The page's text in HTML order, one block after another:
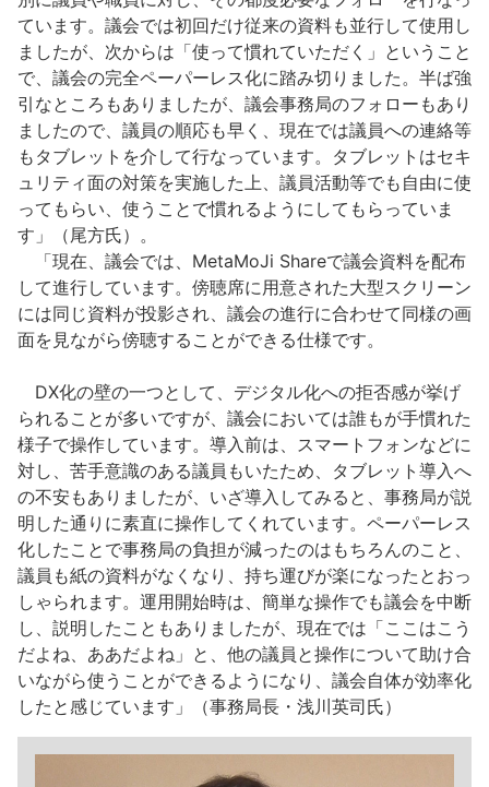
ています。議会では初回だけ従来の資料も並行して使用し
ましたが、次からは「使って慣れていただく」ということ
で、議会の完全ペーパーレス化に踏み切りました。半ば強
引なところもありましたが、議会事務局のフォローもあり
ましたので、議員の順応も早く、現在では議員への連絡等
もタブレットを介して行なっています。タブレットはセキ
ュリティ面の対策を実施した上、議員活動等でも自由に使
ってもらい、使うことで慣れるようにしてもらっていま
す」（尾方氏）。
「現在、議会では、MetaMoJi Shareで議会資料を配布
して進行しています。傍聴席に用意された大型スクリーン
には同じ資料が投影され、議会の進行に合わせて同様の画
面を見ながら傍聴することができる仕様です。
DX化の壁の一つとして、デジタル化への拒否感が挙げ
られることが多いですが、議会においては誰もが手慣れた
様子で操作しています。導入前は、スマートフォンなどに
対し、苦手意識のある議員もいたため、タブレット導入へ
の不安もありましたが、いざ導入してみると、事務局が説
明した通りに素直に操作してくれています。ペーパーレス
化したことで事務局の負担が減ったのはもちろんのこと、
議員も紙の資料がなくなり、持ち運びが楽になったとおっ
しゃられます。運用開始時は、簡単な操作でも議会を中断
し、説明したこともありましたが、現在では「ここはこう
だよね、ああだよね」と、他の議員と操作について助け合
いながら使うことができるようになり、議会自体が効率化
したと感じています」（事務局長・浅川英司氏）